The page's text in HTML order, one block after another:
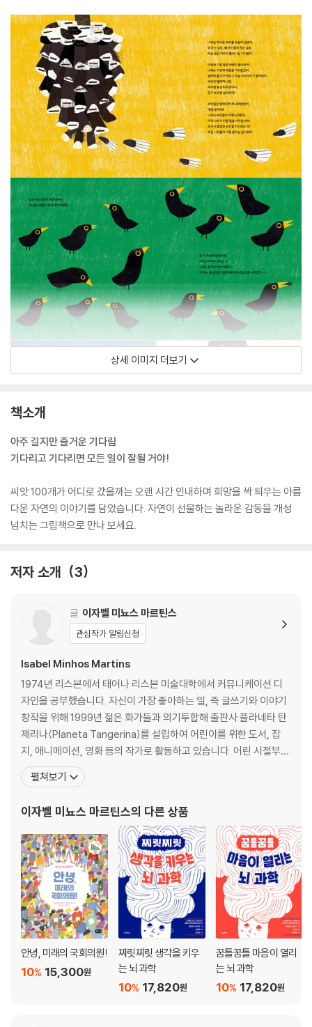
상세 이미지 더보기
책소개
아주 길지만 즐거운 기다림
기다리고 기다리면 모든 일이 잘될 거야!
씨앗 100개가 어디로 갔을까는 오랜 시간 인내하며 희망을 싹 틔우는 아름
다운 자연의 이야기를 담았습니다. 자연이 선물하는 놀라운 감동을 개성
넘치는 그림책으로 만나 보세요.
저자 소개 3
글 이자벨 미뇨스 마르틴스
관심작가 알림신청
Isabel Minhos Martins
1974년 리스본에서 태어나 리스본 미술대학에서 커뮤니케이션 디
자인을 공부했습니다. 자신이 가장 좋아하는 일, 즉 글쓰기와 이야기
창작을 위해 1999년 젊은 화가들과 의기투합해 출판사 플라네타 탄
제리나(Planeta Tangerina)를 설립하여 어린이를 위한 도서, 잡
지, 애니메이션, 영화 등의 작가로 활동하고 있습니다. 어린 시절부터
단편, 시 그리고 편지쓰기를 좋아했고 지금까지 출판된 수십 편의 작
품들이 포르투갈뿐 아니라 해외에 소개되었습니다. 우리나라에 소개
르게』,『우리집에는』 등이 있습니다. 이자벨은
펼쳐보기
이자벨 미뇨스 마르틴스의 다른 상품
안녕, 미래의 국회의원!
15,300원
10%
찌릿찌릿 생각을 키우
는 뇌 과학
17,820원
10%
꿈틀꿈틀 마음이 열리
는 뇌 과학
17,820원
10%